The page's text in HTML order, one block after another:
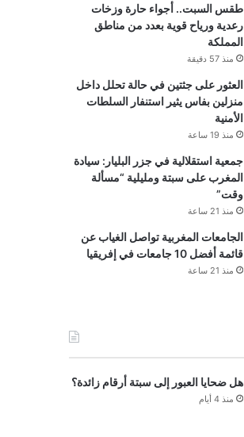
طقس السبت.. أجواء حارة وزخات
رعدية ورياح قوية بعدد من مناطق
المملكة
منذ 57 دقيقة
العثور على جثتين في حالة تحلل داخل
منزلين بفاس يثير استنفار السلطات
الأمنية
منذ 19 ساعة
جمعية استقلالية في جزر البليار: سيادة
المغرب على سبتة ومليلية “مسألة
وقت”
منذ 21 ساعة
الجامعات المغربية تواصل الغياب عن
قائمة أفضل 10 جامعات في إفريقيا
منذ 21 ساعة
هل ضحايا العبور إلى سبتة أرقام زائدة؟
منذ 4 أيام